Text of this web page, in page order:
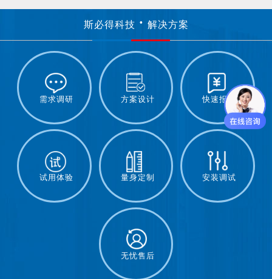
斯必得科技 解决方案
需求调研 方案设计 快速报价
试用体验 量身定制 安装调试
无忧售后